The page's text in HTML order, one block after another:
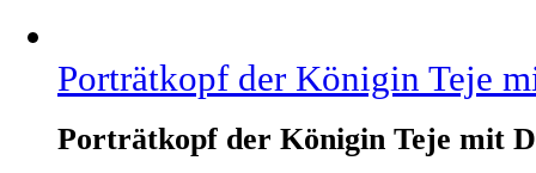
Porträtkopf der Königin Teje
Porträtkopf der Königin Teje mit